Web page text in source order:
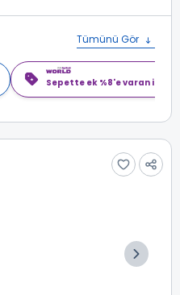
Tümünü Gör
Sepette ek %8'e varan